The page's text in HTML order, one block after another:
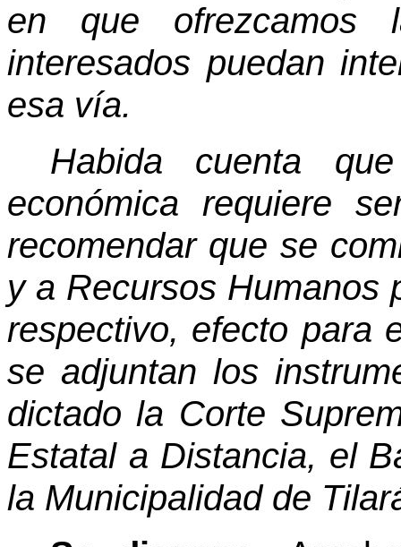
en que ofrezcamos
interesados puedan
esa vía.
Habida cuenta
económica requiere
recomendar que se
y a Recursos Humanos
respectivo, efecto para
se adjuntan los
dictado la Corte
Estatal a Distancia, el
la Municipalidad de